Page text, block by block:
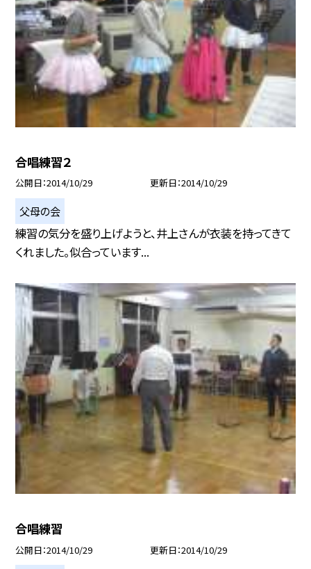
合唱練習２
公開日 2014/10/29 更新日 2014/10/29
父母の会
練習の気分を盛り上げようと、井上さんが衣装を持ってきて
くれました。似合っています...
合唱練習
公開日 2014/10/29 更新日 2014/10/29